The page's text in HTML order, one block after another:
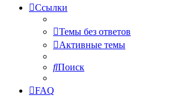
Ссылки
Темы без ответов
Активные темы
Поиск
FAQ